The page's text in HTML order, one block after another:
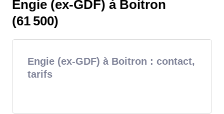
Engie (ex-GDF) à Boitron
(61 500)
Engie (ex-GDF) à Boitron : contact,
tarifs